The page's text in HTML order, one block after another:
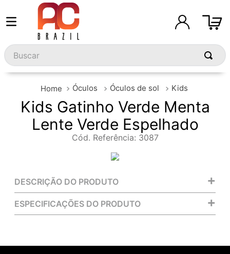
Buscar
Óculos Óculos de sol Kids
Kids Gatinho Verde Menta
Lente Verde Espelhado
Cód. Referência: 3087
DESCRIÇÃO DO PRODUTO +
ESPECIFICAÇÕES DO PRODUTO +